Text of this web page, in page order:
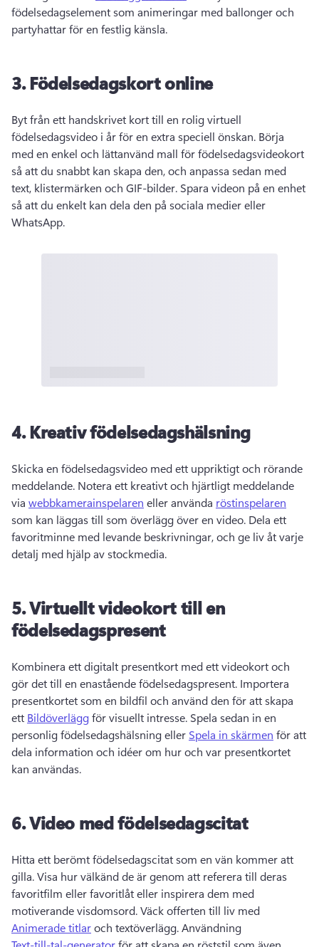
födelsedagselement som animeringar med ballonger och
partyhattar för en festlig känsla.
3.Födelsedagskort online
Byt från ett handskrivet kort till en rolig virtuell
födelsedagsvideo i år för en extra speciell önskan. Börja
med en enkel och lättanvänd mall för födelsedagsvideokort
så att du snabbt kan skapa den, och anpassa sedan med
text, klistermärken och GIF-bilder. Spara videon på en enhet
så att du enkelt kan dela den på sociala medier eller
WhatsApp.
4.Kreativ födelsedagshälsning
Skicka en födelsedagsvideo med ett uppriktigt och rörande
meddelande. Notera ett kreativt och hjärtligt meddelande
via webbkamerainspelaren eller använda röstinspelaren
som kan läggas till som överlägg över en video. Dela ett
favoritminne med levande beskrivningar, och ge liv åt varje
detalj med hjälp av stockmedia.
5.Virtuellt videokort till en
födelsedagspresent
Kombinera ett digitalt presentkort med ett videokort och
gör det till en enastående födelsedagspresent. Importera
presentkortet som en bildfil och använd den för att skapa
ett Bildöverlägg för visuellt intresse. Spela sedan in en
personlig födelsedagshälsning eller Spela in skärmen för att
dela information och idéer om hur och var presentkortet
kan användas.
6.Video med födelsedagscitat
Hitta ett berömt födelsedagscitat som en vän kommer att
gilla. Visa hur välkänd de är genom att referera till deras
favoritfilm eller favoritlåt eller inspirera dem med
motiverande visdomsord. Väck offerten till liv med
Animerade titlar och textöverlägg. Användning